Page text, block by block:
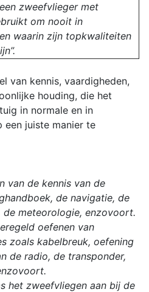
zweefvlieger met
om nooit in
waarin zijn topkwaliteiten
van kennis, vaardigheden,
houding, die het
in normale en in
een juiste manier te
van de kennis van de
de navigatie, de
meteorologie, enzovoort.
oefenen van
zoals kabelbreuk, oefening
de radio, de transponder,
het zweefvliegen aan bij de